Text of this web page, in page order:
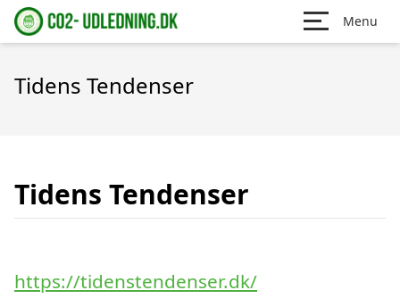
Menu
Tidens Tendenser
Tidens Tendenser
https://tidenstendenser.dk/